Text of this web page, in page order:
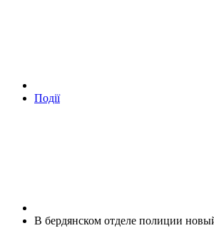
Події
В бердянском отделе полиции